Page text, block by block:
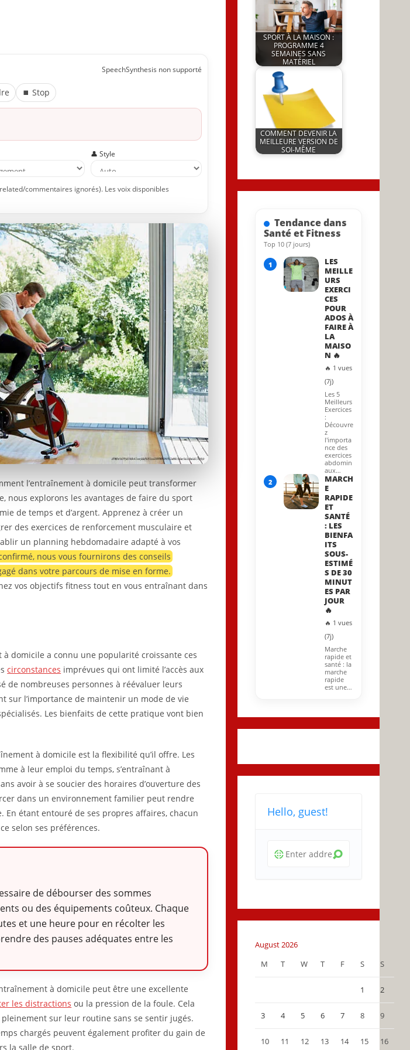
SpeechSynthesis non supporté
⏹ Stop
👤 Style
commentaires ignorés). Les voix disponibles
l’entraînement à domicile peut transformer
nous explorons les avantages de faire du sport
de temps et d’argent. Apprenez à créer un
des exercices de renforcement musculaire et
un planning hebdomadaire adapté à vos
nous vous fournirons des conseils
dans votre parcours de mise en forme.
vos objectifs fitness tout en vous entraînant dans
à domicile a connu une popularité croissante ces
circonstances imprévues qui ont limité l’accès aux
de nombreuses personnes à réévaluer leurs
sur l’importance de maintenir un mode de vie
Les bienfaits de cette pratique vont bien
à domicile est la flexibilité qu’il offre. Les
à leur emploi du temps, s’entraînant à
avoir à se soucier des horaires d’ouverture des
dans un environnement familier peut rendre
En étant entouré de ses propres affaires, chacun
selon ses préférences.
de débourser des sommes
ou des équipements coûteux. Chaque
et une heure pour en récolter les
des pauses adéquates entre les
à domicile peut être une excellente
les distractions ou la pression de la foule. Cela
sur leur routine sans se sentir jugés.
chargés peuvent également profiter du gain de
la salle de sport.
25 November 2024
SPORT À LA MAISON :
PROGRAMME 4
SEMAINES SANS
MATÉRIEL
by
JeunInfo.J.l.
COMMENT DEVENIR LA
MEILLEURE VERSION DE
SOI-MÊME
31 May 2023
Tendance dans
Santé et Fitness
Top 10 (7 jours)
1
LES
MEILLE
URS
EXERCI
CES
POUR
ADOS À
FAIRE À
LA
MAISO
N 🔥
🔥 1 vues
(7j)
Les 5
Meilleurs
Exercices
:
Découvre
z
l'importa
nce des
exercices
abdomin
aux…
2
MARCH
E
RAPIDE
ET
SANTÉ
: LES
BIENFA
ITS
SOUS-
ESTIMÉ
S DE 30
MINUT
ES PAR
JOUR
🔥
🔥 1 vues
(7j)
Marche
rapide et
santé : la
marche
rapide
est une…
Hello, guest!
August 2026
M
T W T F S S
1 2
3 4 5 6 7 8 9
10 11 12 13 14 15 16